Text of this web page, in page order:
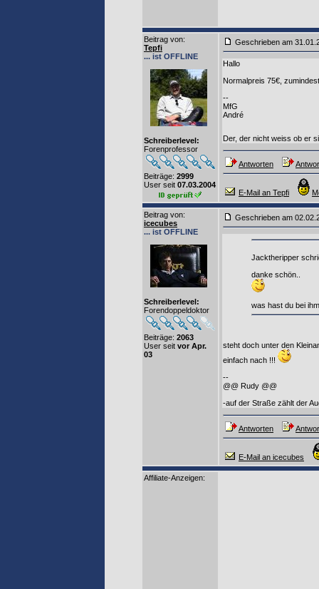
Beitrag von:
Tepfi
... ist OFFLINE
Schreiberlevel:
Forenprofessor
Beiträge: 2999
User seit 07.03.2004
Geschrieben am
Hallo
Normalpreis 75€,
--
MfG
André
Der, der nicht weiss ob er
Antworten
E-Mail an Tepfi
Beitrag von:
icecubes
... ist OFFLINE
Schreiberlevel:
Forendoppeldoktor
Beiträge: 2063
User seit vor Apr.
03
Geschrieben am
Jacktheripper
danke schön..
was hast du bei
steht doch unter den
einfach nach !!!
--
@@ Rudy @@
-auf der Straße zählt der
Antworten
E-Mail an icecubes
Affiliate-Anzeigen: